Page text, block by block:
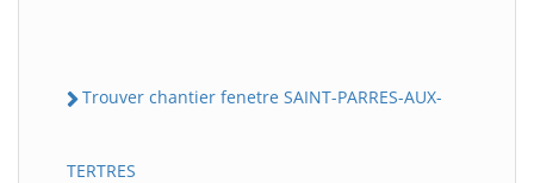
Trouver chantier fenetre SAINT-PARRES-AUX-
TERTRES